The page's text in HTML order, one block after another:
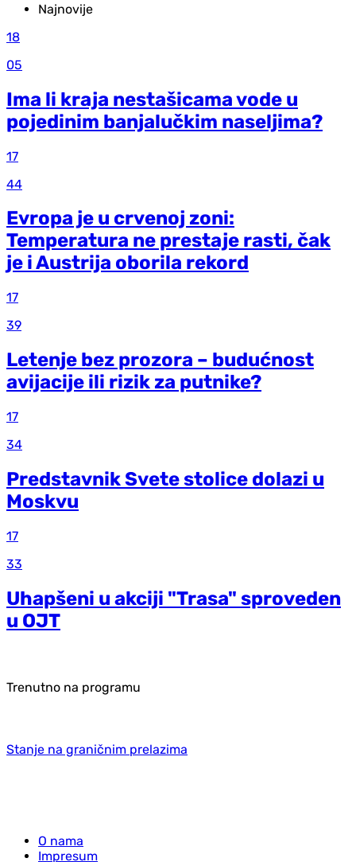
Najnovije
18
05
Ima li kraja nestašicama vode u
pojedinim banjalučkim naseljima?
17
44
Evropa je u crvenoj zoni:
Temperatura ne prestaje rasti, čak
je i Austrija oborila rekord
17
39
Letenje bez prozora – budućnost
avijacije ili rizik za putnike?
17
34
Predstavnik Svete stolice dolazi u
Moskvu
17
33
Uhapšeni u akciji "Trasa" sproveden
u OJT
Trenutno na programu
Stanje na graničnim prelazima
O nama
Impresum